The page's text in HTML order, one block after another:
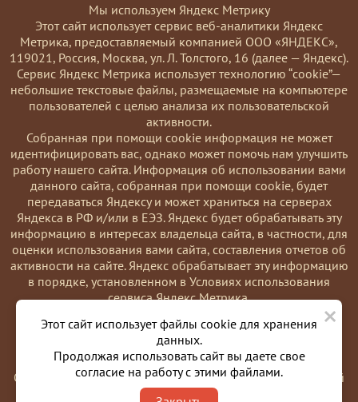
×
Этот сайт использует файлы cookie для хранения
данных.
Продолжая использовать сайт вы даете свое
согласие на работу с этими файлами.
Мы используем Яндекс Метрику
Этот сайт использует сервис веб-аналитики Яндекс
Метрика, предоставляемый компанией ООО «ЯНДЕКС»,
119021, Россия, Москва, ул. Л. Толстого, 16 (далее — Яндекс).
Сервис Яндекс Метрика использует технологию “cookie”—
небольшие текстовые файлы, размещаемые на компьютере
пользователей с целью анализа их пользовательской
активности.
Coбранная при помощи cookie информация не может
идентифицировать вас, однако может помочь нам улучшить
работу нашего сайта. Информация об использовании вами
данного сайта, собранная при помощи cookie, будет
передаваться Яндексу и может храниться на серверах
Яндекса в РФ и/или в ЕЭЗ. Яндекс будет обрабатывать эту
информацию в интересах владельца сайта, в частности, для
оценки использования вами сайта, составления отчетов об
активности на сайте. Яндекс обрабатывает эту информацию
в порядке, установленном в Условиях использования
сервиса Яндекс Метрика.
Вы можете отказаться от использования cookies, выбрав
соответствующие настройки в браузере. Также вы можете
использовать инструмент —
https://yandex.ru/support/metrika/general/opt-out.html
Однако это может повлиять на работу некоторых функций
сайта. Используя этот сайт, вы соглашаетесь на обработку